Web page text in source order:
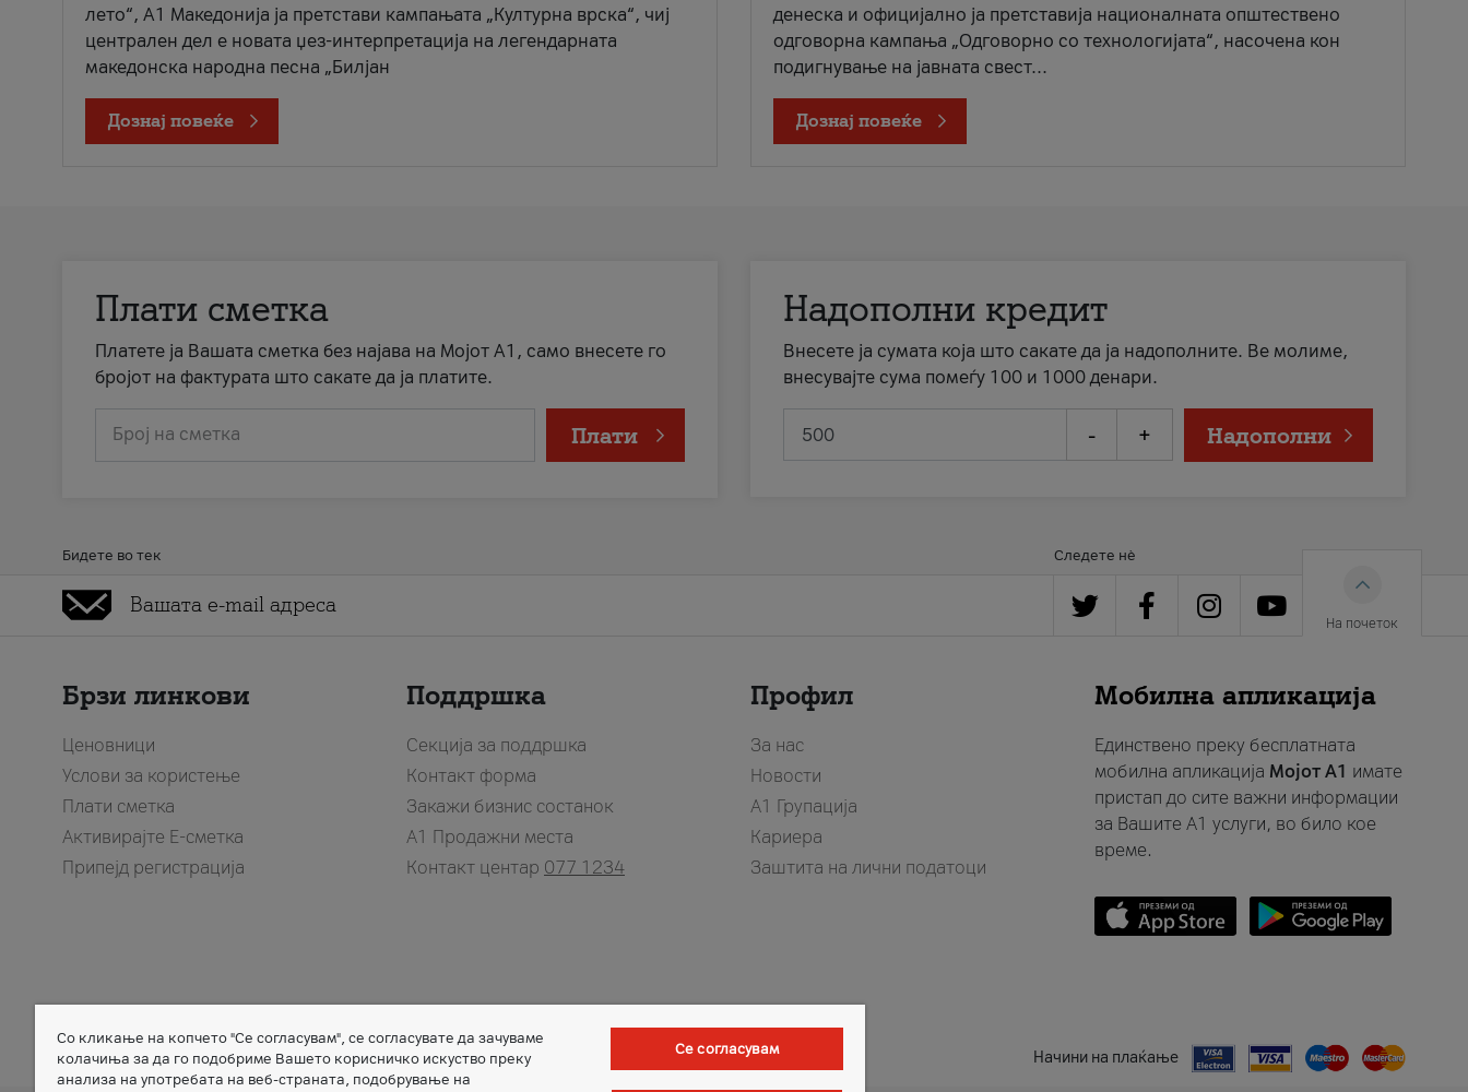
лето“, А1 Македонија ја претстави кампањата „Културна врска“, чиј
централен дел е новата џез-интерпретација на легендарната
македонска народна песна „Билјан
Дознај повеќе
денеска и официјално ја претставија националната општествено
одговорна кампања „Одговорно со технологијата“, насочена кон
подигнување на јавната свест...
Дознај повеќе
Плати сметка
Платете ја Вашата сметка без најава на Мојот А1, само внесете го
бројот на фактурата што сакате да ја платите.
Број на сметка Плати
Надополни кредит
Внесете ја сумата која што сакате да ја надополните. Ве молиме,
внесувајте сума помеѓу 100 и 1000 денари.
- + Надополни
Бидете во тек Следете нè
На почеток
Брзи линкови
Ценовници
Услови за користење
Плати сметка
Активирајте Е-сметка
Припејд регистрација
Поддршка
Секција за поддршка
Контакт форма
Закажи бизнис состанок
A1 Продажни места
Контакт центар 077 1234
Профил
За нас
Новости
А1 Групација
Кариера
Заштита на лични податоци
Мобилна апликација
Единствено преку бесплатната
мобилна апликација Мојот A1 имате
пристап до сите важни информации
за Вашите A1 услуги, во било кое
време.
Member of Начини на плаќање
Со кликање на копчето "Се согласувам", се согласувате да зачуваме
колачиња за да го подобриме Вашето корисничко искуство преку
анализа на употребата на веб-страната, подобрување на
Се согласувам